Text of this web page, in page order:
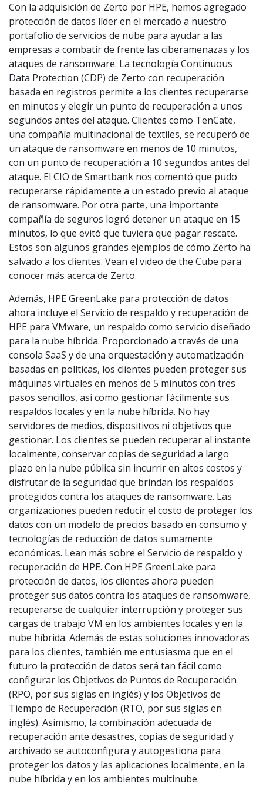
Con la adquisición de Zerto por HPE, hemos agregado
protección de datos líder en el mercado a nuestro
portafolio de servicios de nube para ayudar a las
empresas a combatir de frente las ciberamenazas y los
ataques de ransomware. La tecnología Continuous
Data Protection (CDP) de Zerto con recuperación
basada en registros permite a los clientes recuperarse
en minutos y elegir un punto de recuperación a unos
segundos antes del ataque. Clientes como TenCate,
una compañía multinacional de textiles, se recuperó de
un ataque de ransomware en menos de 10 minutos,
con un punto de recuperación a 10 segundos antes del
ataque. El CIO de Smartbank nos comentó que pudo
recuperarse rápidamente a un estado previo al ataque
de ransomware. Por otra parte, una importante
compañía de seguros logró detener un ataque en 15
minutos, lo que evitó que tuviera que pagar rescate.
Estos son algunos grandes ejemplos de cómo Zerto ha
salvado a los clientes. Vean el video de the Cube para
conocer más acerca de Zerto.
Además, HPE GreenLake para protección de datos
ahora incluye el Servicio de respaldo y recuperación de
HPE para VMware, un respaldo como servicio diseñado
para la nube híbrida. Proporcionado a través de una
consola SaaS y de una orquestación y automatización
basadas en políticas, los clientes pueden proteger sus
máquinas virtuales en menos de 5 minutos con tres
pasos sencillos, así como gestionar fácilmente sus
respaldos locales y en la nube híbrida. No hay
servidores de medios, dispositivos ni objetivos que
gestionar. Los clientes se pueden recuperar al instante
localmente, conservar copias de seguridad a largo
plazo en la nube pública sin incurrir en altos costos y
disfrutar de la seguridad que brindan los respaldos
protegidos contra los ataques de ransomware. Las
organizaciones pueden reducir el costo de proteger los
datos con un modelo de precios basado en consumo y
tecnologías de reducción de datos sumamente
económicas. Lean más sobre el Servicio de respaldo y
recuperación de HPE. Con HPE GreenLake para
protección de datos, los clientes ahora pueden
proteger sus datos contra los ataques de ransomware,
recuperarse de cualquier interrupción y proteger sus
cargas de trabajo VM en los ambientes locales y en la
nube híbrida. Además de estas soluciones innovadoras
para los clientes, también me entusiasma que en el
futuro la protección de datos será tan fácil como
configurar los Objetivos de Puntos de Recuperación
(RPO, por sus siglas en inglés) y los Objetivos de
Tiempo de Recuperación (RTO, por sus siglas en
inglés). Asimismo, la combinación adecuada de
recuperación ante desastres, copias de seguridad y
archivado se autoconfigura y autogestiona para
proteger los datos y las aplicaciones localmente, en la
nube híbrida y en los ambientes multinube.